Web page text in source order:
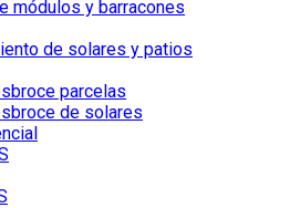
módulos y barracones
de solares y patios
parcelas
de solares